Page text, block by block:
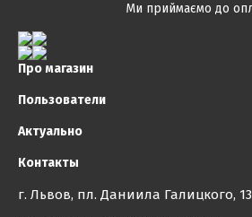
Ми приймаємо до
Контакты
г. Львов, пл. Даниила Галицкого, 13
Про магазин
Пользователи
Актуально